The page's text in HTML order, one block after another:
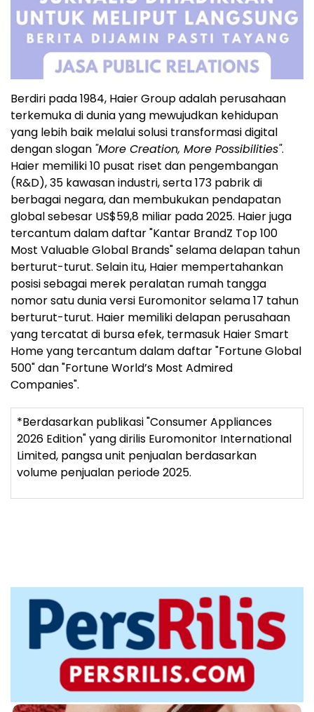
Berdiri pada 1984, Haier Group adalah perusahaan
terkemuka di dunia yang mewujudkan kehidupan
yang lebih baik melalui solusi transformasi digital
dengan slogan "More Creation, More Possibilities".
Haier memiliki 10 pusat riset dan pengembangan
(R&D), 35 kawasan industri, serta 173 pabrik di
berbagai negara, dan membukukan pendapatan
global sebesar US$59,8 miliar pada 2025. Haier juga
tercantum dalam daftar "Kantar BrandZ Top 100
Most Valuable Global Brands" selama delapan tahun
berturut-turut. Selain itu, Haier mempertahankan
posisi sebagai merek peralatan rumah tangga
nomor satu dunia versi Euromonitor selama 17 tahun
berturut-turut. Haier memiliki delapan perusahaan
yang tercatat di bursa efek, termasuk Haier Smart
Home yang tercantum dalam daftar "Fortune Global
500" dan "Fortune World’s Most Admired
Companies".
*Berdasarkan publikasi "Consumer Appliances
2026 Edition" yang dirilis Euromonitor International
Limited, pangsa unit penjualan berdasarkan
volume penjualan periode 2025.